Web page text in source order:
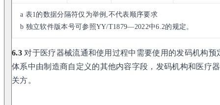
a 表1的数据分隔符仅为举例,不代表顺序要求
b 独立软件版本号可参照YY/T1879—2022中6.2的规定。
6.3对于医疗器械流通和使用过程中需要使用的发码机构
体系中由制造商自定义的其他内容字段，发码机构和医疗
关方。